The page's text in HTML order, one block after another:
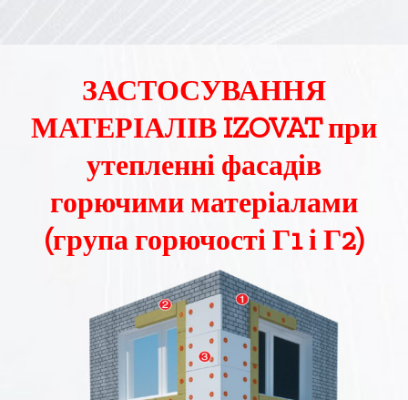
ЗАСТОСУВАННЯ
МАТЕРІАЛІВ IZOVAT при
утепленні фасадів
горючими матеріалами
(група горючості Г1 і Г2)